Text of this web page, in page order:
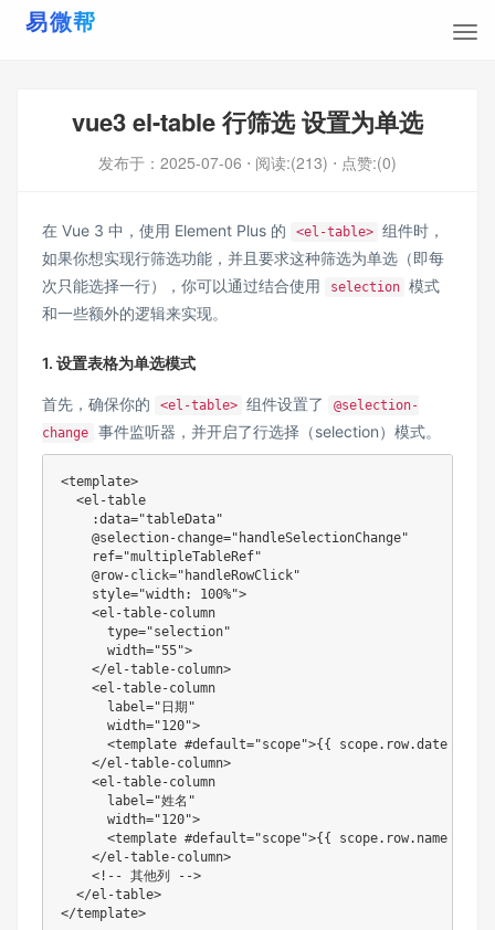
vue3 el-table 行筛选 设置为单选
发布于： 2025-07-06 ⋅ 阅读:(213) ⋅ 点赞:(0)
在 Vue 3 中，使用 Element Plus 的 <el-table> 组件时，
如果你想实现行筛选功能，并且要求这种筛选为单选（即每
次只能选择一行），你可以通过结合使用
selection 模式
和一些额外的逻辑来实现。
1. 设置表格为单选模式
首先，确保你的 <el-table> 组件设置了
@selection-
change
事件监听器，并开启了行选择（selection）模式。
<template>
  <el-table
    :data="tableData"
    @selection-change="handleSelectionChange"
    ref="multipleTableRef"
    @row-click="handleRowClick"
    style="width: 100%">
    <el-table-column
      type="selection"
      width="55">
    </el-table-column>
    <el-table-column
      label="日期"
      width="120">
      <template #default="scope">{
{ scope.row.date }}</
    </el-table-column>
    <el-table-column
      label="姓名"
      width="120">
      <template #default="scope">{
{ scope.row.name }}</
    </el-table-column>
    <!-- 其他列 -->
  </el-table>
</template>